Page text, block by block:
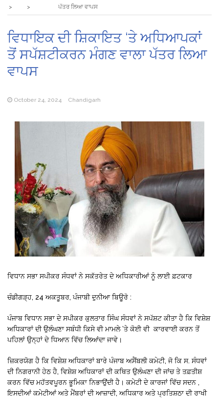
ਪੱਤਰ ਲਿਆ ਵਾਪਸ
ਵਿਧਾਇਕ ਦੀ ਸ਼ਿਕਾਇਤ ‘ਤੇ ਅਧਿਆਪਕਾਂ
ਤੋਂ ਸਪੱਸ਼ਟੀਕਰਨ ਮੰਗਣ ਵਾਲਾ ਪੱਤਰ ਲਿਆ
ਵਾਪਸ
October 24, 2024 Chandigarh
ਵਿਧਾਨ ਸਭਾ ਸਪੀਕਰ ਸੰਧਵਾਂ ਨੇ ਸਕੱਤਰੇਤ ਦੇ ਅਧਿਕਾਰੀਆਂ ਨੂੰ ਲਾਈ ਫ਼ਟਕਾਰ
ਚੰਡੀਗੜ੍ਹ, 24 ਅਕਤੂਬਰ, ਪੰਜਾਬੀ ਦੁਨੀਆ ਬਿਊਰੋ :
ਪੰਜਾਬ ਵਿਧਾਨ ਸਭਾ ਦੇ ਸਪੀਕਰ ਕੁਲਤਾਰ ਸਿੰਘ ਸੰਧਵਾਂ ਨੇ ਸਪੱਸ਼ਟ ਕੀਤਾ ਹੈ ਕਿ ਵਿਸ਼ੇਸ਼
ਅਧਿਕਾਰਾਂ ਦੀ ਉਲੰਘਣਾ ਸਬੰਧੀ ਕਿਸੇ ਵੀ ਮਾਮਲੇ ’ਤੇ ਕੋਈ ਵੀ ਕਾਰਵਾਈ ਕਰਨ ਤੋਂ
ਪਹਿਲਾਂ ਉਨ੍ਹਾਂ ਦੇ ਧਿਆਨ ਵਿੱਚ ਲਿਆਂਦਾ ਜਾਵੇ।
ਜ਼ਿਕਰਯੋਗ ਹੈ ਕਿ ਵਿਸ਼ੇਸ਼ ਅਧਿਕਾਰਾਂ ਬਾਰੇ ਪੰਜਾਬ ਅਸੈਂਬਲੀ ਕਮੇਟੀ, ਜੋ ਕਿ ਸ. ਸੰਧਵਾਂ
ਦੀ ਨਿਗਰਾਨੀ ਹੇਠ ਹੈ, ਵਿਸ਼ੇਸ਼ ਅਧਿਕਾਰਾਂ ਦੀ ਕਥਿਤ ਉਲੰਘਣਾ ਦੀ ਜਾਂਚ ਤੇ ਤਫ਼ਤੀਸ਼
ਕਰਨ ਵਿੱਚ ਮਹੱਤਵਪੂਰਨ ਭੂਮਿਕਾ ਨਿਭਾਉਂਦੀ ਹੈ। ਕਮੇਟੀ ਦੇ ਕਾਰਜਾਂ ਵਿੱਚ ਸਦਨ ,
ਇਸਦੀਆਂ ਕਮੇਟੀਆਂ ਅਤੇ ਮੈਂਬਰਾਂ ਦੀ ਆਜ਼ਾਦੀ, ਅਧਿਕਾਰ ਅਤੇ ਪ੍ਰਤਿਸ਼ਠਾ ਦੀ ਰਾਖੀ